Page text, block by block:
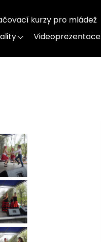
kurzy pro mládež
Videoprezentace